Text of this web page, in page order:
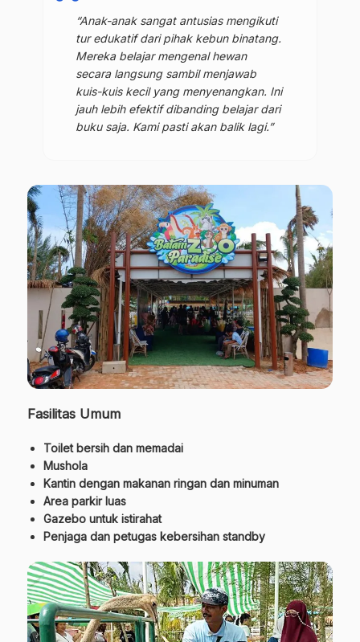
“Anak-anak sangat antusias mengikuti
tur edukatif dari pihak kebun binatang.
Mereka belajar mengenal hewan
secara langsung sambil menjawab
kuis-kuis kecil yang menyenangkan. Ini
jauh lebih efektif dibanding belajar dari
buku saja. Kami pasti akan balik lagi.”
Fasilitas Umum
Toilet bersih dan memadai
Mushola
Kantin dengan makanan ringan dan minuman
Area parkir luas
Gazebo untuk istirahat
Penjaga dan petugas kebersihan standby